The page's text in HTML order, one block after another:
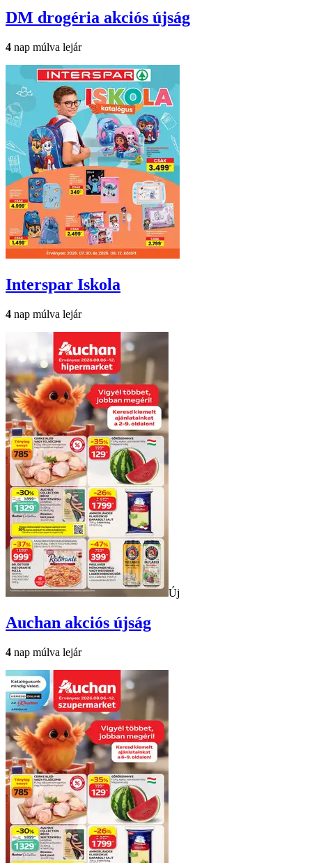
DM drogéria akciós újság
4 nap múlva lejár
Interspar Iskola
4 nap múlva lejár
Új
Auchan akciós újság
4 nap múlva lejár